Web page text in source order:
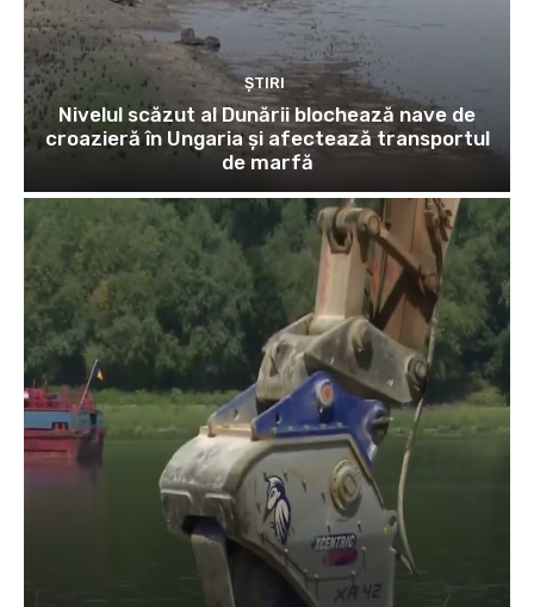
ȘTIRI
Nivelul scăzut al Dunării blochează nave de
croazieră în Ungaria și afectează transportul
de marfă